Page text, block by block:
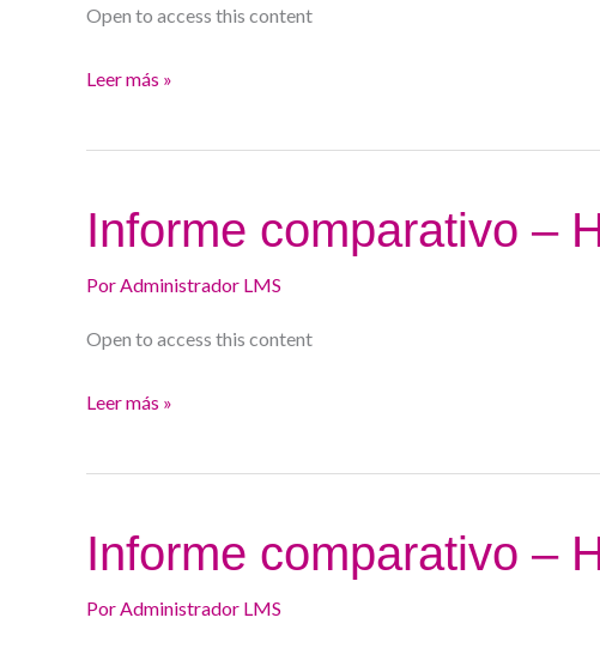
Open to access this content
Valencia
Leer más »
Informe comparativo –
PorAdministrador LMS
Open to access this content
Informe
comparativo
–
del
Leer más »
Informe comparativo –
PorAdministrador LMS
Informe
comparativo
–